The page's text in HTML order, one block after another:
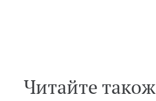
Читайте також